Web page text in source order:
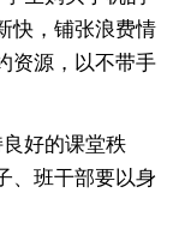
快，铺张浪费情
资源，以不带手
好的课堂秩
、班干部要以身